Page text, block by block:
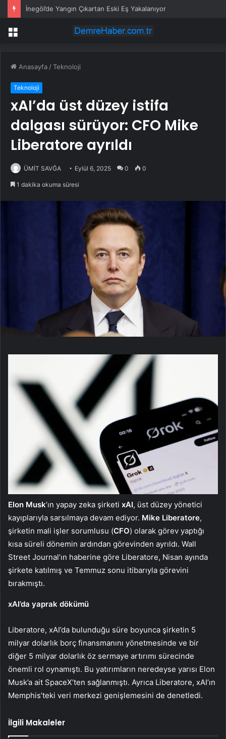
İnegöl’de Yangın Çıkartan Eski Eş Yakalanıyor
Menü
Anasayfa /Teknoloji
Teknoloji
xAI’da üst düzey istifa
dalgası sürüyor: CFO Mike
Liberatore ayrıldı
ÜMİT SAVĞA Eylül 6, 2025 0 0
1 dakika okuma süresi
Elon Musk’ın yapay zeka şirketi xAI, üst düzey yönetici
kayıplarıyla sarsılmaya devam ediyor. Mike Liberatore,
şirketin mali işler sorumlusu (CFO) olarak görev yaptığı
kısa süreli dönemin ardından görevinden ayrıldı. Wall
Street Journal’ın haberine göre Liberatore, Nisan ayında
şirkete katılmış ve Temmuz sonu itibarıyla görevini
bırakmıştı.
xAI’da yaprak dökümü
Liberatore, xAI’da bulunduğu süre boyunca şirketin 5
milyar dolarlık borç finansmanını yönetmesinde ve bir
diğer 5 milyar dolarlık öz sermaye artırımı sürecinde
önemli rol oynamıştı. Bu yatırımların neredeyse yarısı Elon
Musk’a ait SpaceX’ten sağlanmıştı. Ayrıca Liberatore, xAI’ın
Memphis’teki veri merkezi genişlemesini de denetledi.
İlgili Makaleler